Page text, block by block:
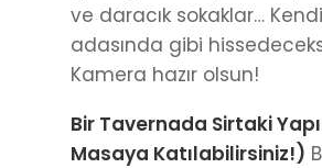
ve daracık sokaklar…
adasında gibi
Kamera hazır olsun!
Bir Tavernada Sirtaki
Masaya Katılabilirsiniz!)